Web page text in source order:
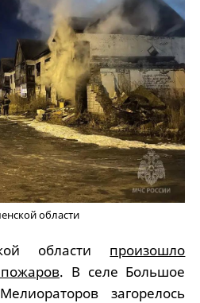
области
области произошло
. В селе Большое
загорелось